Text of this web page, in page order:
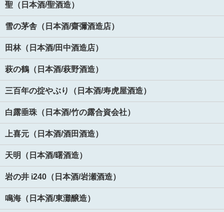
聖（日本酒/聖酒造）
雪の茅舎（日本酒/齋彌酒造店）
田林（日本酒/田中酒造店）
萩の鶴（日本酒/萩野酒造）
三百年の掟やぶり（日本酒/寿虎屋酒造）
白露垂珠（日本酒/竹の露合資会社）
上喜元（日本酒/酒田酒造）
天明（日本酒/曙酒造）
岩の井 i240（日本酒/岩瀬酒造）
鳴海（日本酒/東灘醸造）